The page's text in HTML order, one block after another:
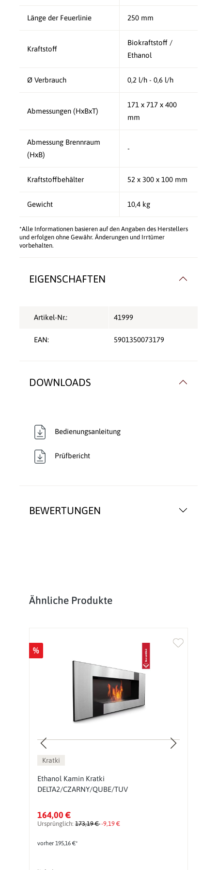
Länge der Feuerlinie 250 mm
Kraftstoff
Biokraftstoff /
Ethanol
Ø Verbrauch 0,2 l/h - 0,6 l/h
Abmessungen (HxBxT)
171 x 717 x 400
mm
Abmessung Brennraum
(HxB)
-
Kraftstoffbehälter 52 x 300 x 100 mm
Gewicht 10,4 kg
*Alle Informationen basieren auf den Angaben des Herstellers
und erfolgen ohne Gewähr. Änderungen und Irrtümer
vorbehalten.
BEWERTUNGEN
EIGENSCHAFTEN
Artikel-Nr.: 41999
EAN: 5901350073179
DOWNLOADS
Bedienungsanleitung
Prüfbericht
Produktgalerie überspringen
Ähnliche Produkte
%
Kratki
Ethanol Kamin Kratki
DELTA2/CZARNY/QUBE/TUV
164,00 €
Ursprünglich: 173,19 €-9,19 €
vorher 195,16 €*